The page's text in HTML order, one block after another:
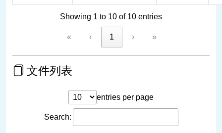
Showing 1 to 10 of 10 entries
« ‹ 1 › »
文件列表
entries per page
Search: